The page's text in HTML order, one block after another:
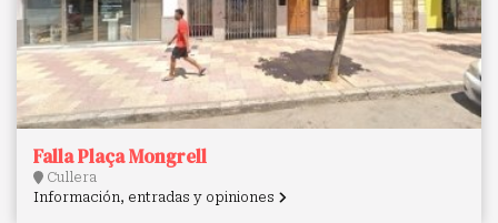
Falla Plaça Mongrell
Cullera
Información, entradas y opiniones